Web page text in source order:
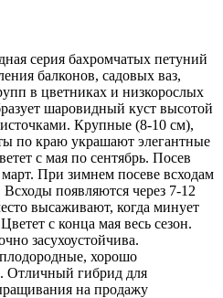
серия бахромчатых петуний
балконов, садовых ваз,
в цветниках и низкорослых
шаровидный куст высотой
Крупные (8-10 см),
по краю украшают элегантные
с мая по сентябрь. Посев
При зимнем посеве всходам
появляются через 7-12
высаживают, когда минует
с конца мая весь сезон.
засухоустойчива.
хорошо
Отличный гибрид для
на продажу